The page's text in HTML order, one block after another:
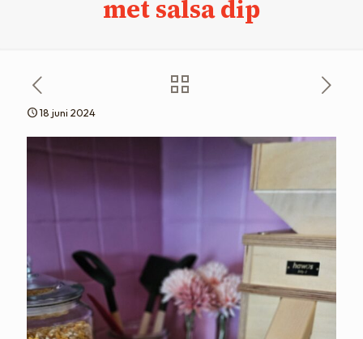
met salsa dip
18 juni 2024